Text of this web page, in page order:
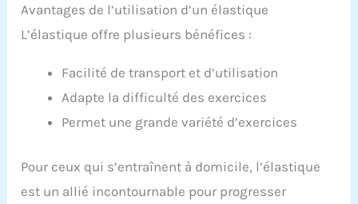
Avantages de l’utilisation d’un élastique
L’élastique offre plusieurs bénéfices :
Facilité de transport et d’utilisation
Adapte la difficulté des exercices
Permet une grande variété d’exercices
Pour ceux qui s’entraînent à domicile, l’élastique
est un allié incontournable pour progresser